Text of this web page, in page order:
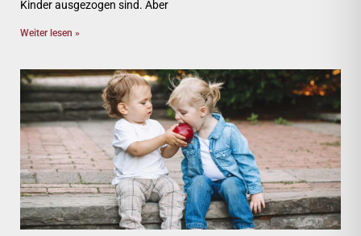
Kinder ausgezogen sind. Aber
Weiter lesen »